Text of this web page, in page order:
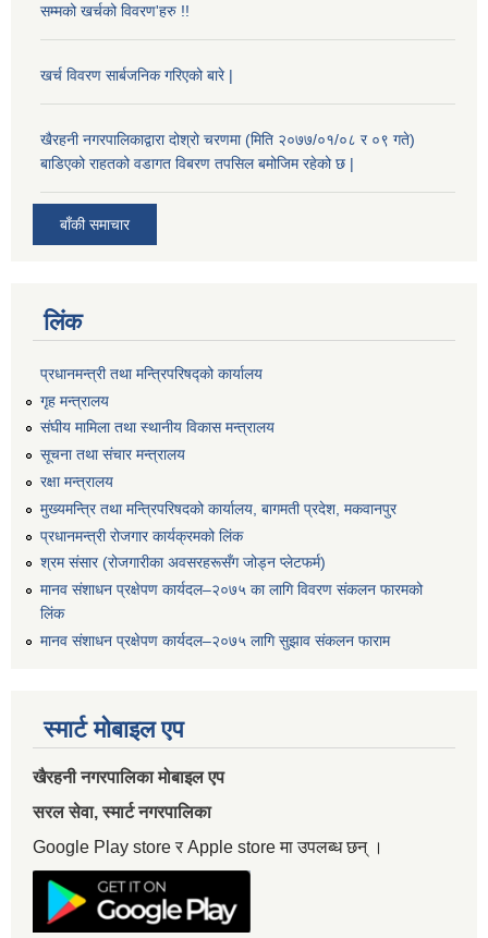
सम्मको खर्चको विवरण'हरु !!
खर्च विवरण सार्बजनिक गरिएको बारे |
खैरहनी नगरपालिकाद्वारा दोश्रो चरणमा (मिति २०७७/०१/०८ र ०९ गते)
बाडिएको राहतको वडागत विबरण तपसिल बमोजिम रहेको छ |
बाँकी समाचार
लिंक
प्रधानमन्त्री तथा मन्त्रिपरिषद्को कार्यालय
गृह मन्त्रालय
संघीय मामिला तथा स्थानीय विकास मन्त्रालय
सूचना तथा संचार मन्त्रालय
रक्षा मन्त्रालय
मुख्यमन्त्रि तथा मन्त्रिपरिषदको कार्यालय, बागमती प्रदेश, मकवानपुर
प्रधानमन्त्री रोजगार कार्यक्रमको लिंक
श्रम संसार (रोजगारीका अवसरहरूसँग जोड्न प्लेटफर्म)
मानव संशाधन प्रक्षेपण कार्यदल–२०७५ का लागि विवरण संकलन फारमको
लिंक
मानव संशाधन प्रक्षेपण कार्यदल–२०७५ लागि सुझाव संकलन फाराम
स्मार्ट मोबाइल एप
खैरहनी नगरपालिका मोबाइल एप
सरल सेवा, स्मार्ट नगरपालिका
Google Play store र Apple store मा उपलब्ध छन् ।